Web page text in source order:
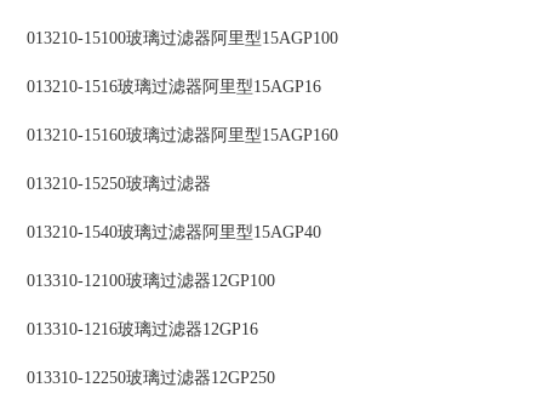
013210-15100玻璃过滤器阿里型15AGP100
013210-1516玻璃过滤器阿里型15AGP16
013210-15160玻璃过滤器阿里型15AGP160
013210-15250玻璃过滤器
013210-1540玻璃过滤器阿里型15AGP40
013310-12100玻璃过滤器12GP100
013310-1216玻璃过滤器12GP16
013310-12250玻璃过滤器12GP250